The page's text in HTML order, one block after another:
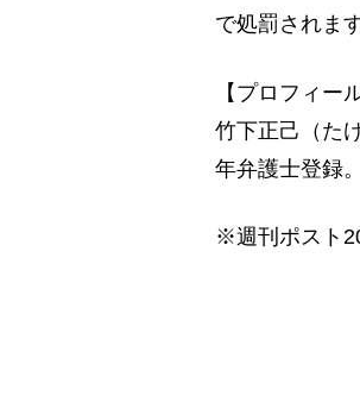
で処罰されます
【プロフィール
竹下正己（た
年弁護士登録。
※週刊ポスト